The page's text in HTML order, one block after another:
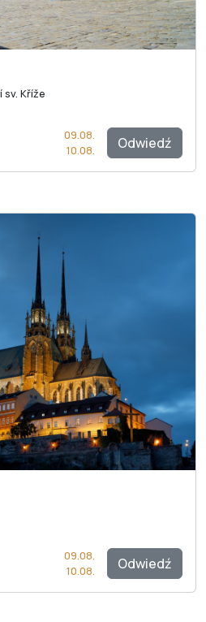
Kříže
Odwiedź
09.08.
10.08.
Odwiedź
09.08.
10.08.